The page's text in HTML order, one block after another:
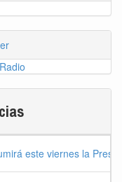
este viernes la